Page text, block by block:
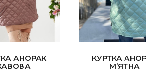
АНОРАК
КУРТКА
М’ЯТНА